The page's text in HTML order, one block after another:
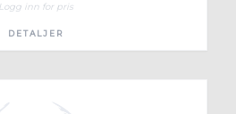
Logg inn for pris
DETALJER